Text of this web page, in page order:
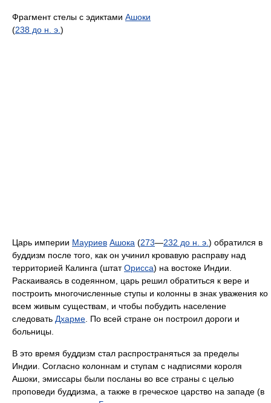
Фрагмент стелы с эдиктами Ашоки
(238 до н. э. )
Царь империи Мауриев Ашока (273—232 до н. э. ) обратился в
буддизм после того, как он учинил кровавую расправу над
территорией Калинга (штатОрисса) на востоке Индии.
Раскаиваясь в содеянном, царь решил обратиться к вере и
построить многочисленные ступы и колонны в знак уважения ко
всем живым существам, и чтобы побудить население
следовать Дхарме . По всей стране он построил дороги и
больницы.
В это время буддизм стал распространяться за пределы
Индии. Согласно колоннам и ступам с надписями короля
Ашоки, эмиссары были посланы во все страны с целью
проповеди буддизма, а также в греческое царство на западе (в